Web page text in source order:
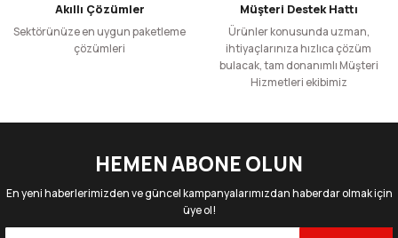
Akıllı Çözümler
Sektörünüze en uygun paketleme
çözümleri
Müşteri Destek Hattı
Ürünler konusunda uzman,
ihtiyaçlarınıza hızlıca çözüm
bulacak, tam donanımlı Müşteri
Hizmetleri ekibimiz
HEMEN ABONE OLUN
En yeni haberlerimizden ve güncel kampanyalarımızdan haberdar olmak için
üye ol!